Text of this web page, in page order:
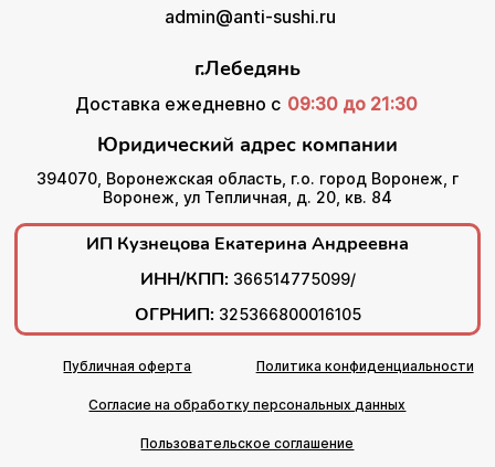
admin@anti-sushi.ru
г.Лебедянь
Доставка ежедневно с 09:30 до 21:30
Юридический адрес компании
394070, Воронежская область, г.о. город Воронеж, г
Воронеж, ул Тепличная, д. 20, кв. 84
ИП Кузнецова Екатерина Андреевна
ИНН/КПП: 366514775099/
ОГРНИП: 325366800016105
Публичная оферта Политика конфиденциальности
Согласие на обработку персональных данных
Пользовательское соглашение